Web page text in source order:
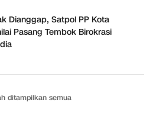
Dianggap, Satpol PP Kota
Pasang Tembok Birokrasi
ditampilkan semua